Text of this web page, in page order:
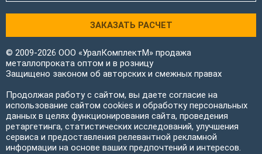
ЗАКАЗАТЬ РАСЧЕТ
© 2009-2026 ООО «УралКомплектМ» продажа
металлопроката оптом и в розницу
Защищено законом об авторских и смежных правах
Продолжая работу с сайтом, вы даете согласие на
использование сайтом cookies и обработку персональных
данных в целях функционирования сайта, проведения
ретаргетинга, статистических исследований, улучшения
сервиса и предоставления релевантной рекламной
информации на основе ваших предпочтений и интересов.